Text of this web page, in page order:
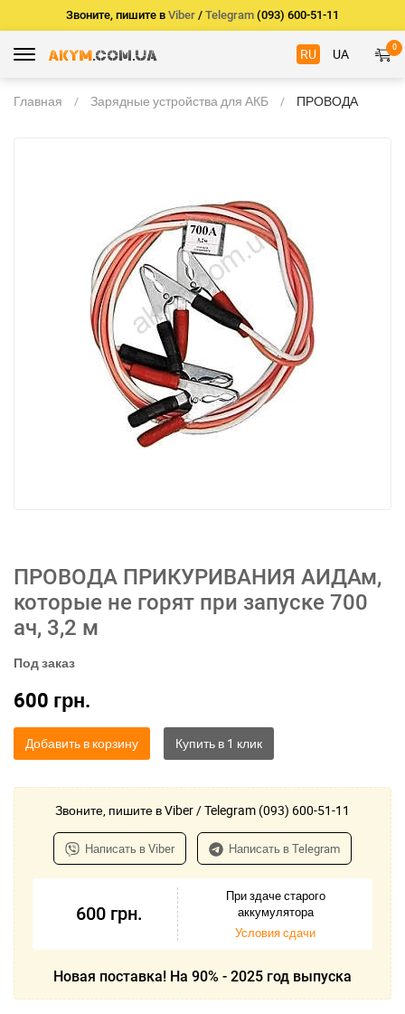
Звоните, пишите в Viber / Telegram (093) 600-51-11
RU UA 0
Главная Зарядные устройства для АКБ
ПРОВОДА
ПРОВОДА ПРИКУРИВАНИЯ АИДАм,
которые не горят при запуске 700
ач, 3,2 м
Под заказ
600 грн.
Добавить в корзину
Звоните, пишите в Viber / Telegram (093) 600-51-11
Написать в Viber Написать в Telegram
600 грн.
При здаче старого
аккумулятора
Условия сдачи
Новая поставка! На 90% - 2025 год выпуска